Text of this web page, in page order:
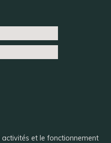
et le fonctionnement